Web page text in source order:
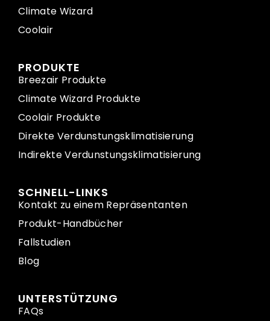
Climate Wizard
Coolair
PRODUKTE
Breezair Produkte
Climate Wizard Produkte
Coolair Produkte
Direkte Verdunstungsklimatisierung
Indirekte Verdunstungsklimatisierung
SCHNELL-LINKS
Kontakt zu einem Repräsentanten
Produkt-Handbücher
Fallstudien
Blog
UNTERSTÜTZUNG
FAQs